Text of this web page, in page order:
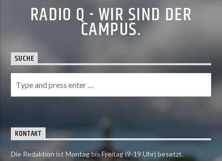
RADIO Q - WIR SIND DER
CAMPUS.
SUCHE
KONTAKT
Die Redaktion ist Montag bis Freitag (9-19 Uhr) besetzt.